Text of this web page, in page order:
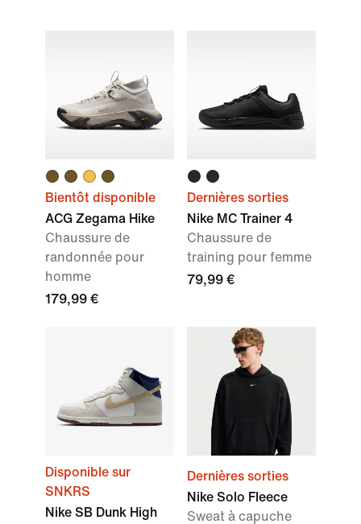
Bientôt disponible
ACG Zegama Hike
Chaussure de
randonnée pour
homme
179,99 €
Dernières sorties
Nike MC Trainer 4
Chaussure de
training pour femme
79,99 €
Disponible sur
SNKRS
Nike SB Dunk High
Dernières sorties
Nike Solo Fleece
Sweat à capuche